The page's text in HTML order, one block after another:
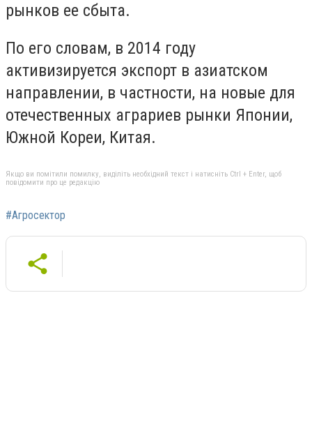
рынков ее сбыта.
По его словам, в 2014 году
активизируется экспорт в азиатском
направлении, в частности, на новые для
отечественных аграриев рынки Японии,
Южной Кореи, Китая.
Якщо ви помітили помилку, виділіть необхідний текст і натисніть Ctrl + Enter, щоб
повідомити про це редакцію
#Агросектор